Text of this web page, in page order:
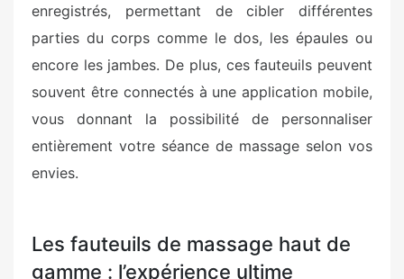
enregistrés, permettant de cibler différentes
parties du corps comme le dos, les épaules ou
encore les jambes. De plus, ces fauteuils peuvent
souvent être connectés à une application mobile,
vous donnant la possibilité de personnaliser
entièrement votre séance de massage selon vos
envies.
Les fauteuils de massage haut de
gamme : l’expérience ultime